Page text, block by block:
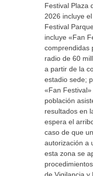
Festival Plaza
2026 incluye
Festival
incluye «Fan
comprendidas
radio de 60
a partir de la
estadio sede;
«Fan
población
resultados en
espera el
caso de que
autorización a
esta zona se